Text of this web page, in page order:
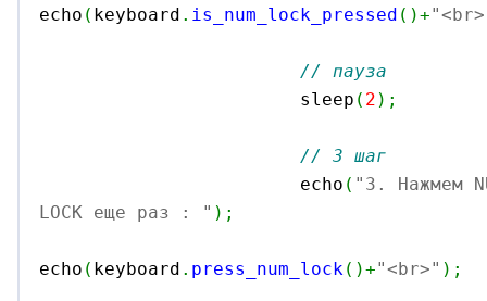
echo ( keyboard . is_num_lock_pressed ( )+
// пауза
			sleep
( 2 ) ;
// 3 шаг
			echo
( "3. Нажмем
LOCK еще раз : " ) ;
echo ( keyboard . press_num_lock( )+"<br>" ) ;